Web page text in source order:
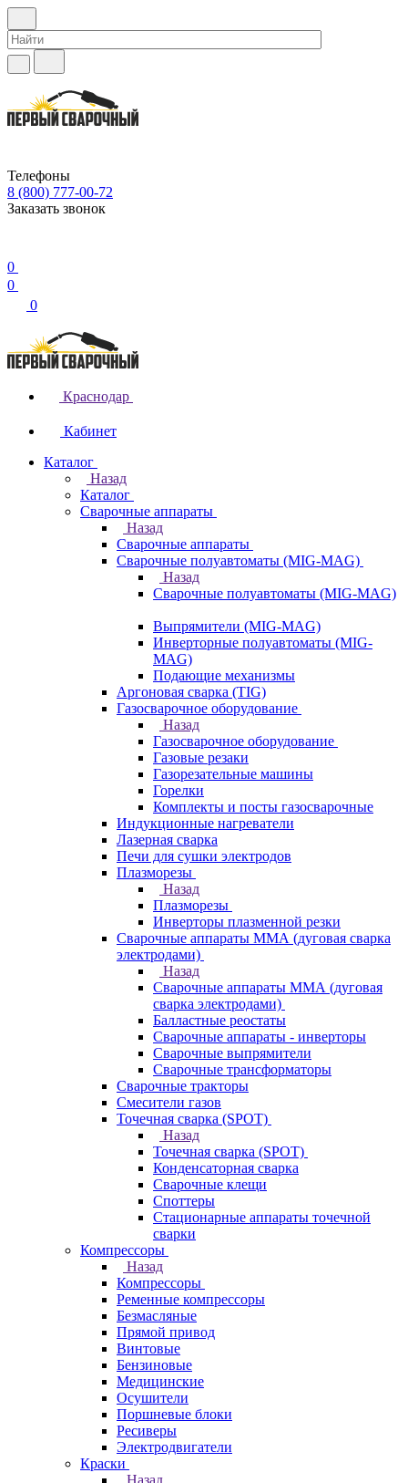
Телефоны
8 (800) 777-00-72
Заказать звонок
0
0
0
Краснодар
Кабинет
Каталог
Назад
Каталог
Сварочные аппараты
Назад
Сварочные аппараты
Сварочные полуавтоматы (MIG-MAG)
Назад
Сварочные полуавтоматы (MIG-MAG)
Выпрямители (MIG-MAG)
Инверторные полуавтоматы (MIG-
MAG)
Подающие механизмы
Аргоновая сварка (TIG)
Газосварочное оборудование
Назад
Газосварочное оборудование
Газовые резаки
Газорезательные машины
Горелки
Комплекты и посты газосварочные
Индукционные нагреватели
Лазерная сварка
Печи для сушки электродов
Плазморезы
Назад
Плазморезы
Инверторы плазменной резки
Сварочные аппараты ММА (дуговая сварка
электродами)
Назад
Сварочные аппараты ММА (дуговая
сварка электродами)
Балластные реостаты
Сварочные аппараты - инверторы
Сварочные выпрямители
Сварочные трансформаторы
Сварочные тракторы
Смесители газов
Точечная сварка (SPOT)
Назад
Точечная сварка (SPOT)
Конденсаторная сварка
Сварочные клещи
Споттеры
Стационарные аппараты точечной
сварки
Компрессоры
Назад
Компрессоры
Ременные компрессоры
Безмасляные
Прямой привод
Винтовые
Бензиновые
Медицинские
Осушители
Поршневые блоки
Ресиверы
Электродвигатели
Краски
Назад